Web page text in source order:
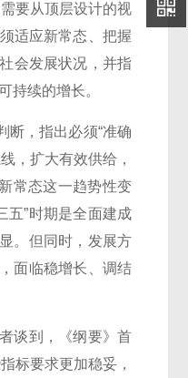
要从顶层设计的视
适应新常态、把握
会发展状况，并指
持续的增长。
，指出必须“准确
，扩大有效供给，
常态这一趋势性变
五”时期是全面建成
。但同时，发展方
面临稳增长、调结
谈到，《纲要》首
标要求更加稳妥，